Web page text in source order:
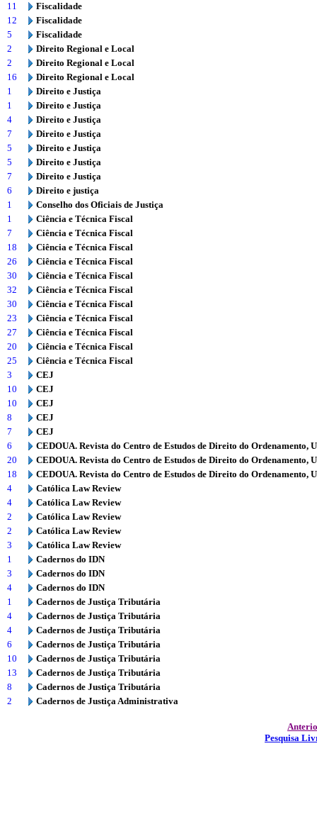
11
Fiscalidade
12
Fiscalidade
5
Fiscalidade
2
Direito Regional e Local
2
Direito Regional e Local
16
Direito Regional e Local
1
Direito e Justiça
1
Direito e Justiça
4
Direito e Justiça
7
Direito e Justiça
5
Direito e Justiça
5
Direito e Justiça
7
Direito e Justiça
6
Direito e justiça
1
Conselho dos Oficiais de Justiça
1
Ciência e Técnica Fiscal
7
Ciência e Técnica Fiscal
18
Ciência e Técnica Fiscal
26
Ciência e Técnica Fiscal
30
Ciência e Técnica Fiscal
32
Ciência e Técnica Fiscal
30
Ciência e Técnica Fiscal
23
Ciência e Técnica Fiscal
27
Ciência e Técnica Fiscal
20
Ciência e Técnica Fiscal
25
Ciência e Técnica Fiscal
3
CEJ
10
CEJ
10
CEJ
8
CEJ
7
CEJ
6
CEDOUA. Revista do Centro de Estudos de Direito do Ordenamento,
20
CEDOUA. Revista do Centro de Estudos de Direito do Ordenamento,
18
CEDOUA. Revista do Centro de Estudos de Direito do Ordenamento,
4
Católica Law Review
4
Católica Law Review
2
Católica Law Review
2
Católica Law Review
3
Católica Law Review
1
Cadernos do IDN
3
Cadernos do IDN
4
Cadernos do IDN
1
Cadernos de Justiça Tributária
4
Cadernos de Justiça Tributária
4
Cadernos de Justiça Tributária
6
Cadernos de Justiça Tributária
10
Cadernos de Justiça Tributária
13
Cadernos de Justiça Tributária
8
Cadernos de Justiça Tributária
2
Cadernos de Justiça Administrativa
Pesquisa